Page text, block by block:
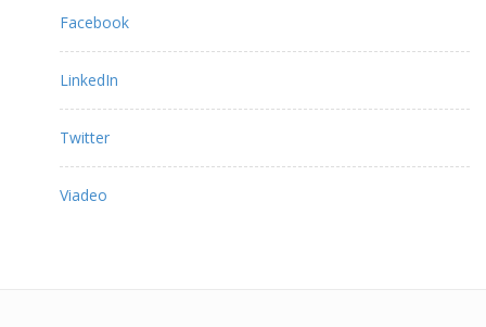
Facebook
LinkedIn
Twitter
Viadeo